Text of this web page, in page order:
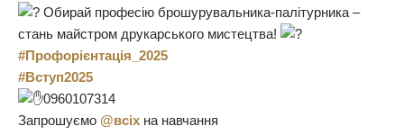
Обирай професію брошурувальника-палітурника –
стань майстром друкарського мистецтва!
#Профорієнтація_2025
#Вступ2025
0960107314
Запрошуємо @всіх на навчання